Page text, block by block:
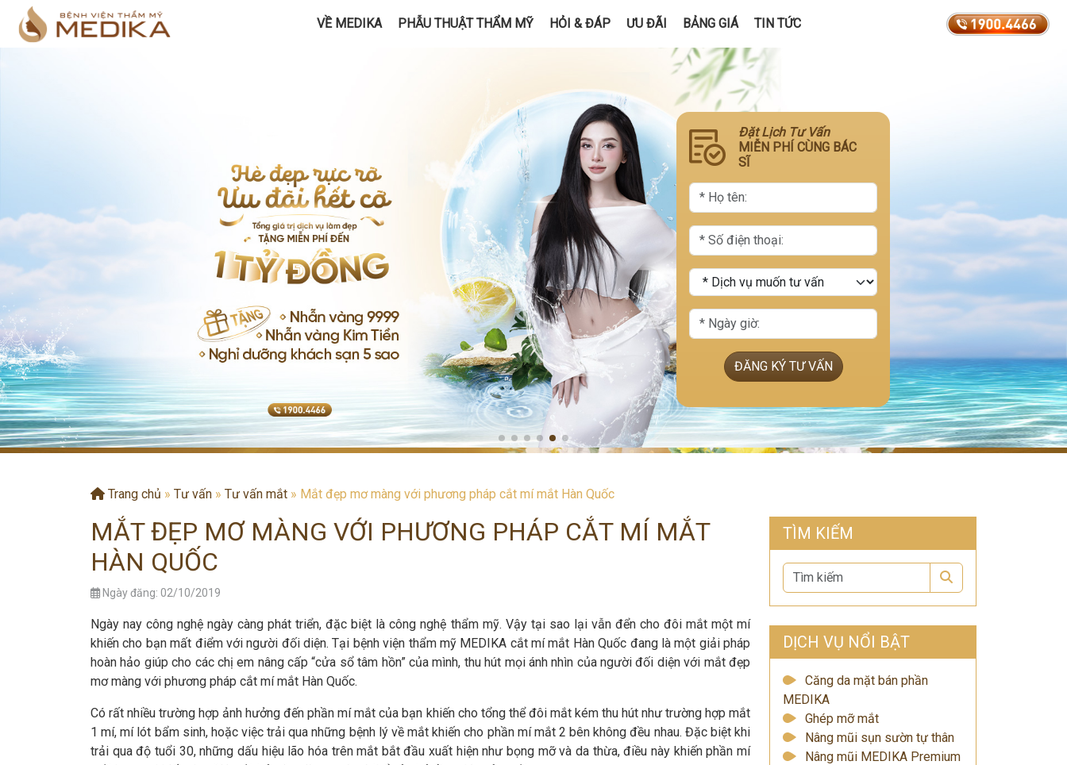
VỀ MEDIKA PHẪU THUẬT THẨM MỸ HỎI & ĐÁP ƯU ĐÃI BẢNG GIÁ TIN TỨC
Đặt Lịch Tư Vấn
MIỄN PHÍ CÙNG BÁC
SĨ
ĐĂNG KÝ TƯ VẤN
Trang chủ » Tư vấn » Tư vấn mắt » Mắt đẹp mơ màng với phương pháp cắt mí mắt Hàn Quốc
MẮT ĐẸP MƠ MÀNG VỚI PHƯƠNG PHÁP CẮT MÍ MẮT
HÀN QUỐC
Ngày đăng: 02/10/2019
Ngày nay công nghệ ngày càng phát triển, đặc biệt là công nghệ thẩm mỹ. Vậy tại sao lại vẫn đển cho đôi mắt một mí
khiến cho bạn mất điểm với người đối diện. Tại bệnh viện thẩm mỹ MEDIKA cắt mí mắt Hàn Quốc đang là một giải pháp
hoàn hảo giúp cho các chị em nâng cấp “cửa sổ tâm hồn” của mình, thu hút mọi ánh nhìn của người đối diện với mắt đẹp
mơ màng với phương pháp cắt mí mắt Hàn Quốc.
Có rất nhiều trường hợp ảnh hưởng đến phần mí mắt của bạn khiến cho tổng thể đôi mắt kém thu hút như trường hợp mắt
1 mí, mí lót bẩm sinh, hoặc việc trải qua những bệnh lý về mắt khiến cho phần mí mắt 2 bên không đều nhau. Đặc biệt khi
trải qua độ tuổi 30, những dấu hiệu lão hóa trên mắt bắt đầu xuất hiện như bọng mỡ và da thừa, điều này khiến phần mí
TÌM KIẾM
DỊCH VỤ NỔI BẬT
Căng da mặt bán phần
MEDIKA
Ghép mỡ mắt
Nâng mũi sụn sườn tự thân
Nâng mũi MEDIKA Premium